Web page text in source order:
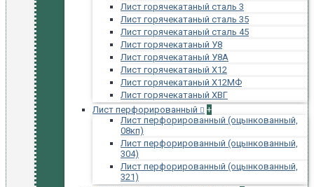
Лист горячекатаный сталь 3
Лист горячекатаный сталь 35
Лист горячекатаный сталь 45
Лист горячекатаный У8
Лист горячекатаный У8А
Лист горячекатаный Х12
Лист горячекатаный Х12МФ
Лист горячекатаный ХВГ
Лист перфорированный
+
Лист перфорированный (оцынкованный,
08кп)
Лист перфорированный (оцынкованный,
304)
Лист перфорированный (оцынкованный,
321)